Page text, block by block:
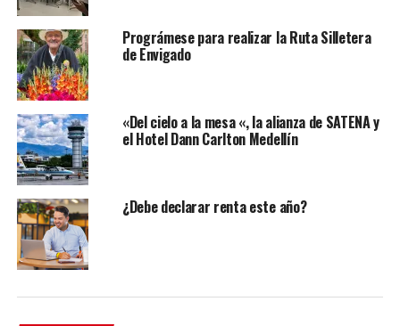
Prográmese para realizar la Ruta Silletera
de Envigado
«Del cielo a la mesa «, la alianza de SATENA y
el Hotel Dann Carlton Medellín
¿Debe declarar renta este año?